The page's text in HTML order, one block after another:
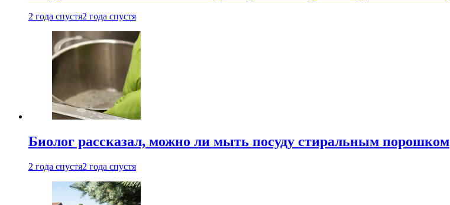
2 года спустя2 года спустя
Биолог рассказал, можно ли мыть посуду стиральным порошком
2 года спустя2 года спустя